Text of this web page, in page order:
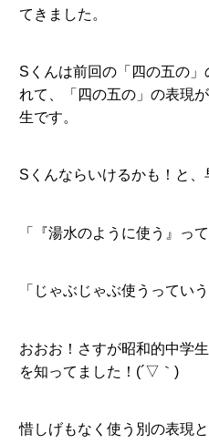
てきました。
Sくんは前回の「四の五の
れて、「四の五の」の表現
生です。
Sくんならいけるかも！と、
「『湯水のように使う』っ
「じゃぶじゃぶ使うってい
おおお！さすが昭和的中学
を知ってました！(´▽｀)
惜しげもなく使う別の表現